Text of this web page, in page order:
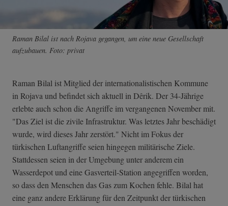
Raman Bilal ist nach Rojava gegangen, um eine neue Gesellschaft
aufzubauen. Foto: privat
Raman Bilal ist Mitglied der internationalistischen Kommune
in Rojava und befindet sich aktuell in Dêrik. Der 34-Jährige
erlebte auch schon die Angriffe im vergangenen November mit.
"Das Ziel ist die zivile Infrastruktur. Was letztes Jahr beschädigt
wurde, wird dieses Jahr zerstört." Nicht im Fokus der
türkischen Luftangriffe seien hingegen militärische Ziele.
Stattdessen seien in der Umgebung unter anderem ein
Wasserdepot und eine Gasverteil-Station angegriffen worden,
so dass den Menschen das Gas zum Kochen fehle. Bilal hat
eine ganz andere Erklärung für den Zeitpunkt der türkischen